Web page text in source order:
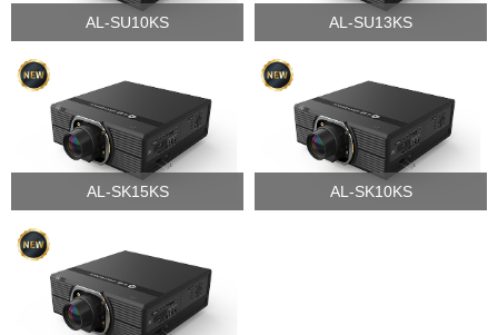
AL-SU10KS AL-SU13KS
AL-SK15KS AL-SK10KS